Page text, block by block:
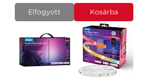
Elfogyott Kosárba